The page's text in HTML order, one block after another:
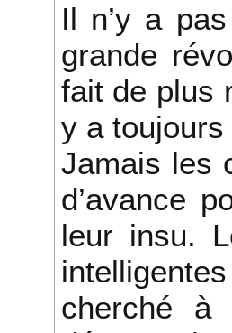
Il n’y a
grande
fait de plus
y a
Jamais les
d’avance
leur insu.
cherché à